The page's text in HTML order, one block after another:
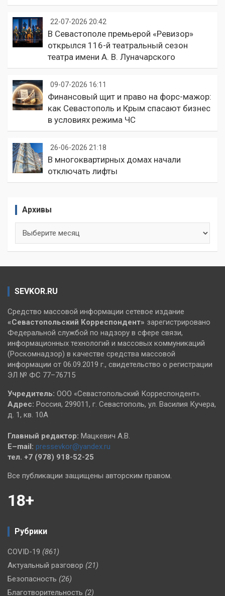
22-07-2026 20:42
В Севастополе премьерой «Ревизор»
открылся 116-й театральный сезон
театра имени А. В. Луначарского
09-07-2026 16:11
Финансовый щит и право на форс-мажор:
как Севастополь и Крым спасают бизнес
в условиях режима ЧС
26-06-2026 21:18
В многоквартирных домах начали
отключать лифты
Архивы
SEVKOR.RU
Средство массовой информации сетевое издание
«Севастопольский Корреспондент» зарегистрировано
Федеральной службой по надзору в сфере связи,
информационных технологий и массовых коммуникаций
(Роскомнадзор) в качестве средства массовой
информации от 06.09.2019 г., свидетельство о регистрации
ЭЛ № ФС 77–76715
Учредитель: ООО «Севастопольский Корреспондент».
Адрес: Россия, 299011, г. Севастополь, ул. Василия Кучера,
д. 1, кв. 10А
Главный редактор: Мацкевич А.В.
E–mail: pressevkor@yandex.ru
тел. +7 (978) 918-52-25
Все публикации защищены авторским правом.
18+
Рубрики
COVID-19 (861)
Актуальный разговор (21)
Безопасность (26)
Благотворительность (2)